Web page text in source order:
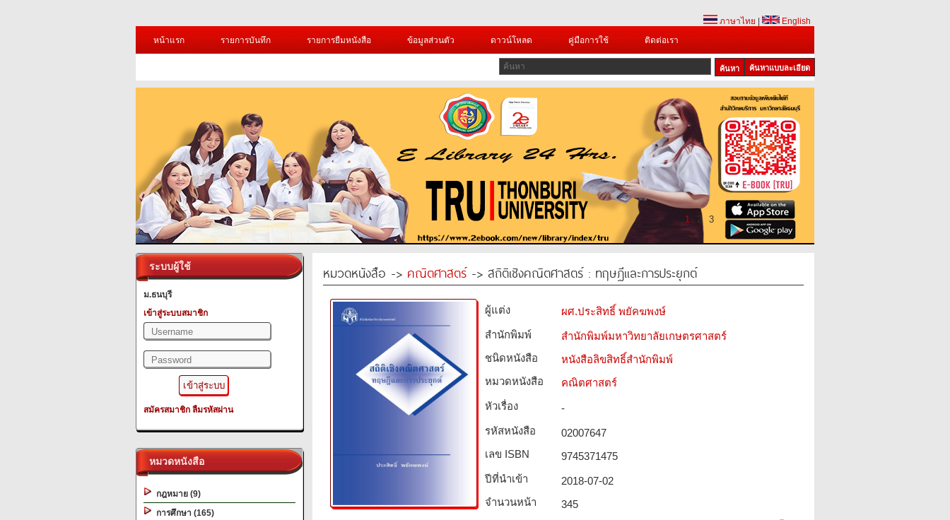
ภาษาไทย
English
หน้าแรก
รายการบันทึก รายการยืมหนังสือ ข้อมูลส่วนตัว ดาวน์โหลด คู่มือการใช้ ติดต่อเรา
ค้นหาแบบละเอียด
1 2 3
ระบบผู้ใช้
ม.ธนบุรี
เข้าสู่ระบบสมาชิก
สมัครสมาชิก ลืมรหัสผ่าน
หมวดหนังสือ
กฎหมาย (9)
การศึกษา (165)
หมวดหนังสือ -> คณิตศาสตร์-> สถิติเชิงคณิตศาสตร์ : ทฤษฎีและการประยุกต์
ผู้แต่ง
ผศ.ประสิทธิ์ พยัคฆพงษ์
สำนักพิมพ์
สำนักพิมพ์มหาวิทยาลัยเกษตรศาสตร์
ชนิดหนังสือ­
หนังสือลิขสิทธิ์สำนักพิมพ์
หมวดหนังสือ­
คณิตศาสตร์
หัวเรื่อง
-
รหัสหนังสือ­
02007647
เลข ISBN
9745371475
ปีที่นำเข้า
2018-07-02
จำนวนหน้า
345